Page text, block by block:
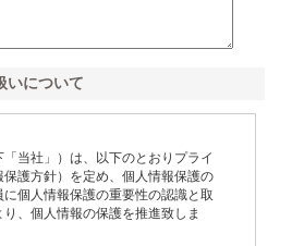
いについて
当社」）は、以下のとおりプライ
護方針）を定め、個人情報保護の
個人情報保護の重要性の認識と取
、個人情報の保護を推進致しま